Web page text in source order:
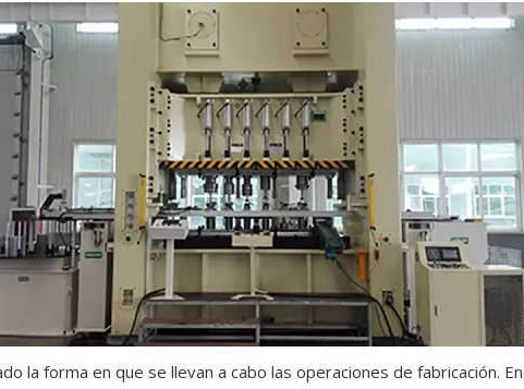
la forma en que se llevan a cabo las operaciones de fabricación.